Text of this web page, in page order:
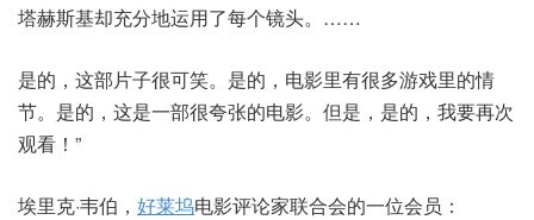
塔赫斯基却充分地运用了每个镜头。……
是的，这部片子很可笑。是的，电影里有很多游戏里的情
节。是的，这是一部很夸张的电影。但是，是的，我要再次
观看！”
埃里克·韦伯， 好莱坞电影评论家联合会的一位会员：